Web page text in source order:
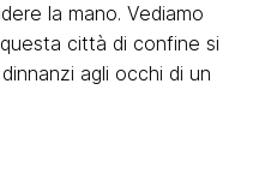
la mano. Vediamo
città di confine si
agli occhi di un